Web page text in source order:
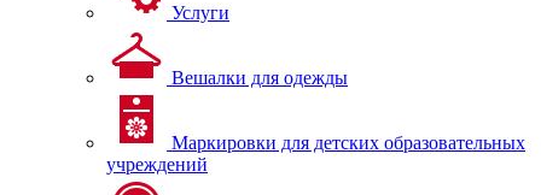
Услуги
Вешалки для одежды
Маркировки для детских образовательных
учреждений